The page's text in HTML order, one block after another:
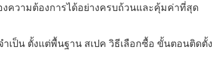
ความต้องการได้อย่างครบถ้วนและคุ้มค่าที่สุด
เป็น ตั้งแต่พื้นฐาน สเปค วิธีเลือกซื้อ ขั้นตอนติด